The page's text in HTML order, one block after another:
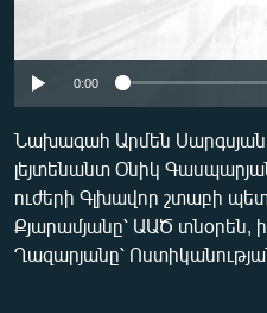
ՄՇԱԿՈՒՅԹ
ՄԵԿՆԱԲԱՆՈՒԹՅՈՒՆ
ՏՏ ԵՒ ԻՆՏԵՐՆԵՏ
ԿՈՐՈՆԱՎԻՐՈՒՍ
Auto 270p
0:00
Նախագահ Արմեն
լեյտենանտ Օնիկ
ուժերի Գլխավոր շտաբի
Քյարամյանը՝ ԱԱԾ տնօրեն,
Ղազարյանը՝